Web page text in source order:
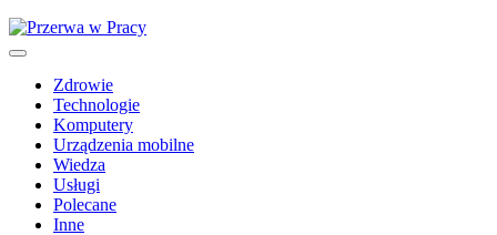
Zdrowie
Technologie
Komputery
Urządzenia mobilne
Wiedza
Usługi
Polecane
Inne